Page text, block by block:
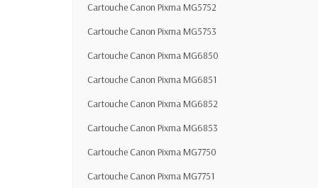
Cartouche Canon Pixma MG5752
Cartouche Canon Pixma MG5753
Cartouche Canon Pixma MG6850
Cartouche Canon Pixma MG6851
Cartouche Canon Pixma MG6852
Cartouche Canon Pixma MG6853
Cartouche Canon Pixma MG7750
Cartouche Canon Pixma MG7751